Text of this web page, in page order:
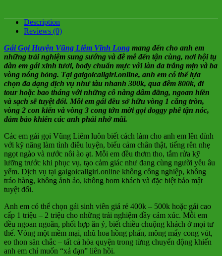
Description
Reviews (0)
Gái Gọi Huyện Vũng Liêm Vĩnh Long mang đến cho anh em
những trải nghiệm sung sướng và đê mê đến tận cùng, nơi hội tụ
dàn em gái xinh tươi, body chuẩn mực với làn da trắng mịn và ba
vòng nóng bỏng. Tại gaigoicallgirl.online, anh em có thể lựa
chọn đa dạng dịch vụ như tàu nhanh 300k, qua đêm 800k, đi
tour hoặc bao tháng với những cô nàng dâm đãng, ngoan hiền
và sạch sẽ tuyệt đối. Mỗi em gái đều sở hữu vòng 1 căng tròn,
vòng 2 con kiến và vòng 3 cong tớn mời gọi doggy phê tận nóc,
đảm bảo khiến các anh phải nhớ mãi.
Các em gái gọi Vũng Liêm luôn biết cách làm cho anh em lên đỉnh
với kỹ năng làm tình điêu luyện, biểu cảm chân thật, tiếng rên nhẹ
ngọt ngào và nước nôi ào ạt. Mỗi em đều thơm tho, tắm rửa kỹ
lưỡng trước khi phục vụ, tạo cảm giác như đang cùng người yêu âu
yếm. Dịch vụ tại gaigoicallgirl.online không công nghiệp, không
tráo hàng, không ảnh ảo, không bom khách và đặc biệt bảo mật
tuyệt đối.
Anh em có thể chọn gái sinh viên giá rẻ 400k – 500k hoặc gái cao
cấp 1 triệu – 2 triệu cho những trải nghiệm đầy cảm xúc. Mỗi em
đều ngoan ngoãn, phối hợp ăn ý, biết chiều chuộng khách ở mọi tư
thế. Vòng một mềm mại, nhũ hoa hồng phấn, mông mẩy cong vút,
eo thon săn chắc – tất cả hòa quyện trong từng chuyển động khiến
anh em chỉ muốn “xả đạn” liên hồi.